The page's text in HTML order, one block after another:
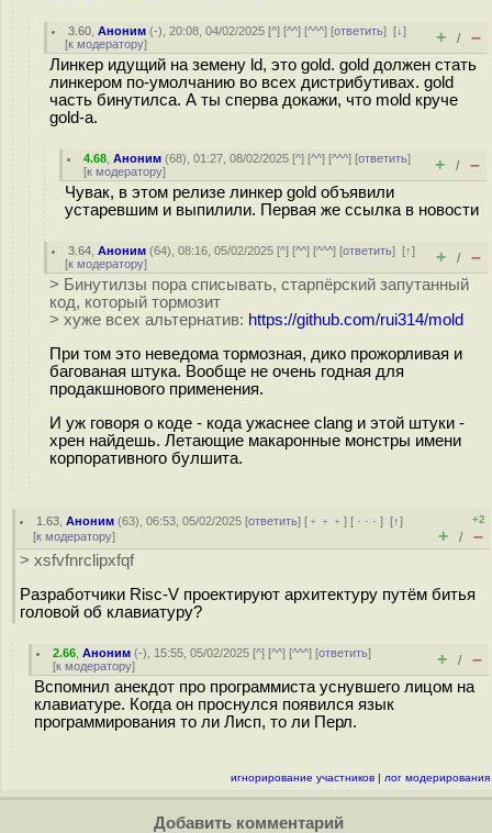
3.60 ,Аноним (-), 20:08, 04/02/2025 [^] [^^] [^^^] [ответить][↓]
[к модератору] + / –
Линкер идущий на земену ld, это gold. gold должен стать
линкером по-умолчанию во всех дистрибутивах. gold
часть бинутилса. А ты сперва докажи, что mold круче
gold-а.
4.68 ,Аноним (68), 01:27, 08/02/2025 [^] [^^] [^^^] [ответить]
[к модератору] + / –
Чувак, в этом релизе линкер gold объявили
устаревшим и выпилили. Первая же ссылка в новости
3.64 ,Аноним (64), 08:16, 05/02/2025 [^] [^^] [^^^] [ответить][↑]
[к модератору] + / –
> Бинутилзы пора списывать, старпёрский запутанный
код, который тормозит
> хуже всех альтернатив: https://github.com/rui314/mold
При том это неведома тормозная, дико прожорливая и
багованая штука. Вообще не очень годная для
продакшнового применения.
И уж говоря о коде - кода ужаснее clang и этой штуки -
хрен найдешь. Летающие макаронные монстры имени
корпоративного булшита.
1.63 ,Аноним (63), 06:53, 05/02/2025 [ответить] [ ﹢﹢﹢] [ · · ·][↑]
[к модератору]
+2
+ / –
> xsfvfnrclipxfqf
Разработчики Risc-V проектируют архитектуру путём битья
головой об клавиатуру?
2.66 ,Аноним (-), 15:55, 05/02/2025 [^] [^^] [^^^] [ответить]
[к модератору] + / –
Вспомнил анекдот про программиста уснувшего лицом на
клавиатуре. Когда он проснулся появился язык
программирования то ли Лисп, то ли Перл.
игнорирование участников | лог модерирования
Добавить комментарий